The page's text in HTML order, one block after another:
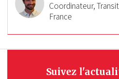
Coordinateur,
France
Suivez